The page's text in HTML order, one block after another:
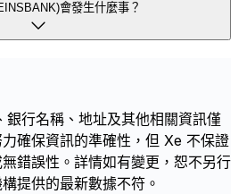
會發生什麼事？
行名稱、地址及其他相關資訊僅
確保資訊的準確性，但 Xe 不保證
錯誤性。詳情如有變更，恕不另行
提供的最新數據不符。